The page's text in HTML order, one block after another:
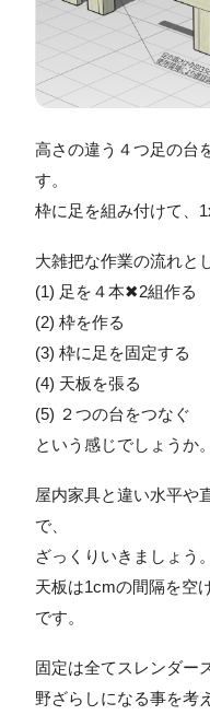
高さの違う４つ足の台
す。
枠に足を組み付けて、
大雑把な作業の流れと
(1) 足を４本✖2組作る
(2) 枠を作る
(3) 枠に足を固定する
(4) 天板を張る
(5) ２つの台をつなぐ
という感じでしょうか。
屋内家具と違い水平や
で、
ざっくりいきましょう。
天板は1cmの間隔を空
です。
固定は全てスレンダー
野ざらしになる事を考